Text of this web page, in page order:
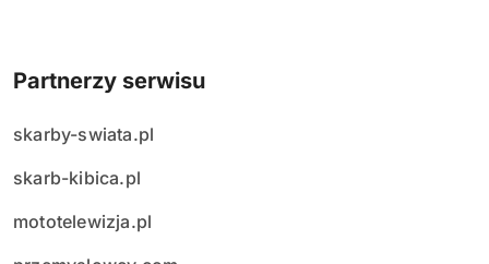
Partnerzy serwisu
skarby-swiata.pl
skarb-kibica.pl
mototelewizja.pl